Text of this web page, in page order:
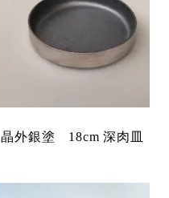
晶外銀塗 18cm 深肉皿